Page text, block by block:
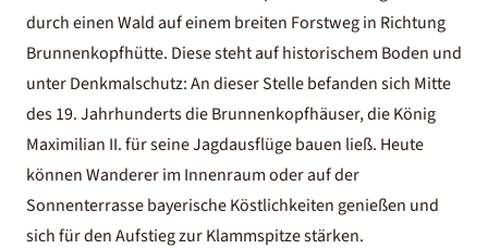
durch einen Wald auf einem breiten Forstweg in Richtung
Brunnenkopfhütte. Diese steht auf historischem Boden und
unter Denkmalschutz: An dieser Stelle befanden sich Mitte
des 19. Jahrhunderts die Brunnenkopfhäuser, die König
Maximilian II. für seine Jagdausflüge bauen ließ. Heute
können Wanderer im Innenraum oder auf der
Sonnenterrasse bayerische Köstlichkeiten genießen und
sich für den Aufstieg zur Klammspitze stärken.